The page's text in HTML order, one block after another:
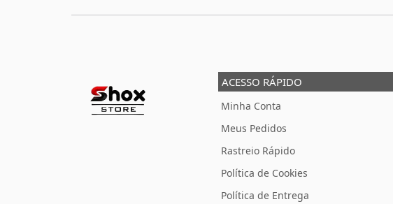
ACESSO RÁPIDO
Minha Conta
Meus Pedidos
Rastreio Rápido
Política de Cookies
Política de Entrega